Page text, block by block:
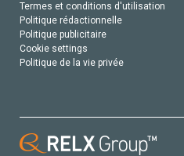
Termes et conditions d'utilisation
Politique rédactionnelle
Politique publicitaire
Cookie settings
Politique de la vie privée